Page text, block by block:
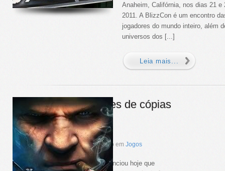
Anaheim, Califórnia, nos dias 21 e
2011. A BlizzCon é um encontro
jogadores do mundo inteiro, além
universos dos [...]
Leia mais...
Starcraft 2 – 3 milhões de cópias
em um mês
porLorieemsetembro 2,2010
Com Zero Comentários =(, Publicado em Jogos
A Blizzard Entertainment, Inc. anunciou hoje que